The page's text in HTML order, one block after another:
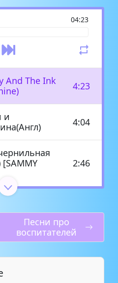
04:23
And The Ink
4:23
и
4:04
2:46
Machine
OST)
4:00
из
и
Bendy
0:40
Песни про
воспитателей